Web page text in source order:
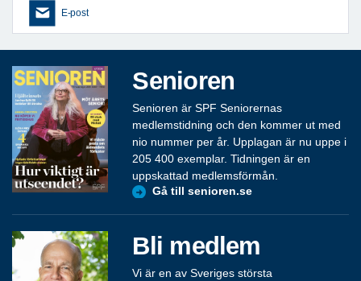
E-post
Senioren
Senioren är SPF Seniorernas
medlemstidning och den kommer ut med
nio nummer per år. Upplagan är nu uppe i
205 400 exemplar. Tidningen är en
uppskattad medlemsförmån.
Gå till senioren.se
Bli medlem
Vi är en av Sveriges största